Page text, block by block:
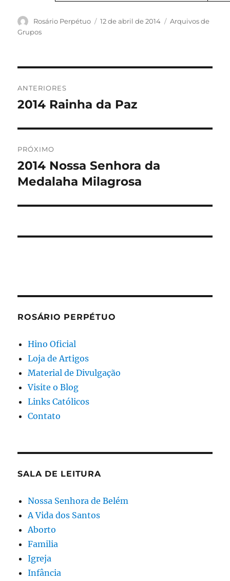
Autor
Rosário Perpétuo
Publicado
12 de abril de 2014 Categorias
Arquivos de
Grupos
de
ANTERIORES
Post
2014 Rainha da Paz
PRÓXIMO
Próximo
post:
2014 Nossa Senhora da
Medalaha Milagrosa
ROSÁRIO PERPÉTUO
Hino Oficial
Loja de Artigos
Material de Divulgação
Visite o Blog
Links Católicos
Contato
SALA DE LEITURA
Nossa Senhora de Belém
A Vida dos Santos
Aborto
Familia
Igreja
Infância